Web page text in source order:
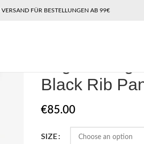
VERSAND FÜR BESTELLUNGEN AB 99€
Black Rib
€85.00
SIZE